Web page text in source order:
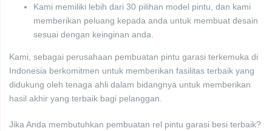
Kami memiliki lebih dari 30 pilihan model pintu, dan kami
memberikan peluang kepada anda untuk membuat desain
sesuai dengan keinginan anda.
Kami, sebagai perusahaan pembuatan pintu garasi terkemuka di
Indonesia berkomitmen untuk memberikan fasilitas terbaik yang
didukung oleh tenaga ahli dalam bidangnya untuk memberikan
hasil akhir yang terbaik bagi pelanggan.
Jika Anda membutuhkan pembuatan rel pintu garasi besi terbaik?